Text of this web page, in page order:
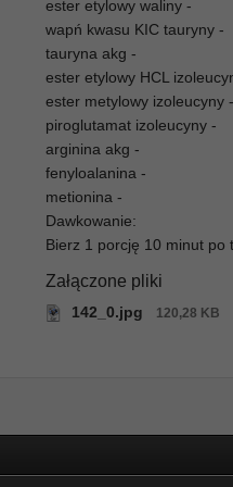
ester etylowy waliny -
wapń kwasu KIC tauryny -
tauryna akg -
ester etylowy HCL
ester metylowy izoleucyny -
piroglutamat izoleucyny -
arginina akg -
fenyloalanina -
metionina -
Dawkowanie:
Bierz 1 porcję 10 minut po
Załączone pliki
142_0.jpg 120,28 KB